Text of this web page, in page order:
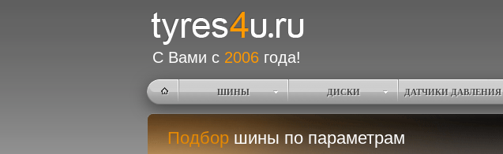
С Вами с 2006 года!
ШИНЫ ДИСКИ ДАТЧИКИ ДАВЛЕНИЯ
Подбор шины по параметрам